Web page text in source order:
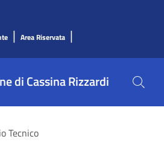
| Area Riservata |
di Cassina Rizzardi
Tecnico